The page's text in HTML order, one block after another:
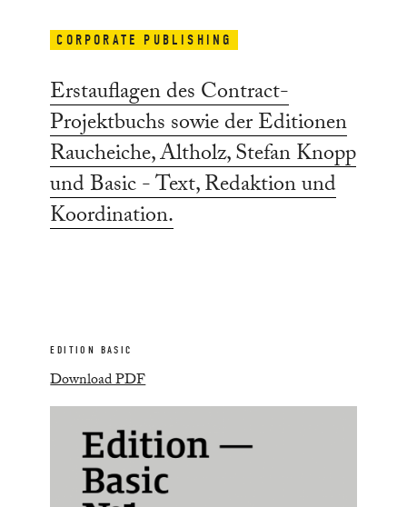
CORPORATE PUBLISHING
Erstauflagen des Contract-
Projektbuchs sowie der Editionen
Raucheiche, Altholz, Stefan Knopp
und Basic - Text, Redaktion und
Koordination.
EDITION BASIC
Download PDF